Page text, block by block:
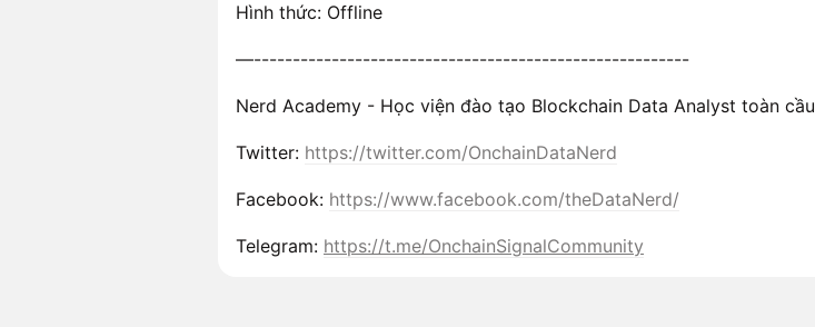
​Hình thức: Offline
​—--------------------------------------------------------
​Nerd Academy - Học viện đào tạo Blockchain Data Analyst toàn cầu
​Twitter: https://twitter.com/OnchainDataNerd
​Facebook: https://www.facebook.com/theDataNerd/
​Telegram: https://t.me/OnchainSignalCommunity